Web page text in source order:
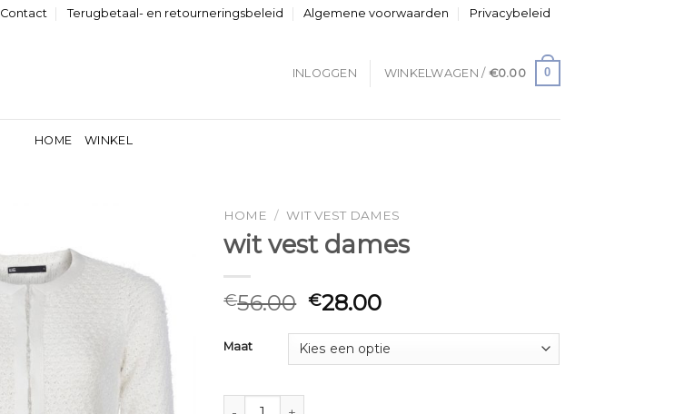
Contact Terugbetaal- en retourneringsbeleid Algemene voorwaarden Privacybeleid
INLOGGEN WINKELWAGEN / €0.00 0
HOME WINKEL
HOME / WIT VEST DAMES
wit vest dames
€56.00 €28.00
Maat
wit vest dames aantal